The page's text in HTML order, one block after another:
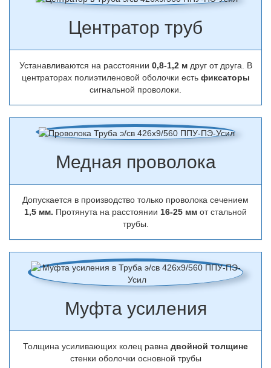
Центратор труб
Устанавливаются на расстоянии 0,8-1,2 м друг от друга. В
центраторах полиэтиленовой оболочки есть фиксаторы
сигнальной проволоки.
Медная проволока
Допускается в производство только проволока сечением
1,5 мм. Протянута на расстоянии 16-25 мм от стальной
трубы.
Муфта усиления
Толщина усиливающих колец равна двойной толщине
стенки оболочки основной трубы